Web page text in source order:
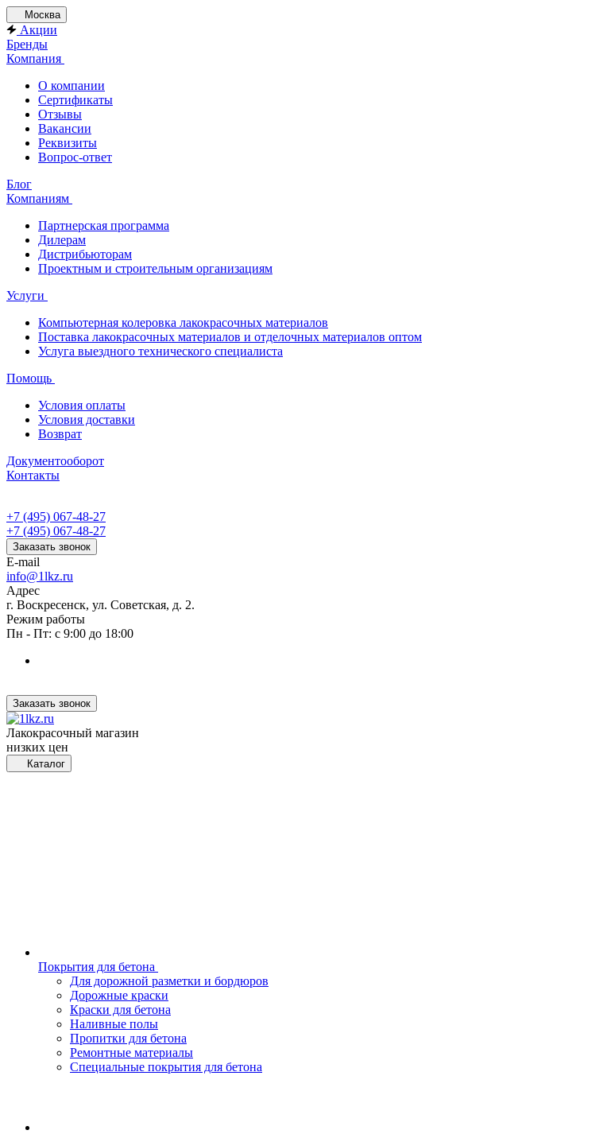
Москва
Акции
Бренды
Компания
О компании
Сертификаты
Отзывы
Вакансии
Реквизиты
Вопрос-ответ
Блог
Компаниям
Партнерская программа
Дилерам
Дистрибьюторам
Проектным и строительным организациям
Услуги
Компьютерная колеровка лакокрасочных материалов
Поставка лакокрасочных материалов и отделочных материалов оптом
Услуга выездного технического специалиста
Помощь
Условия оплаты
Условия доставки
Возврат
Документооборот
Контакты
+7 (495) 067-48-27
+7 (495) 067-48-27
Заказать звонок
E-mail
info@1lkz.ru
Адрес
г. Воскресенск, ул. Советская, д. 2.
Режим работы
Пн - Пт: с 9:00 до 18:00
Заказать звонок
Лакокрасочный магазин
низких цен
Каталог
Покрытия для бетона
Для дорожной разметки и бордюров
Дорожные краски
Краски для бетона
Наливные полы
Пропитки для бетона
Ремонтные материалы
Специальные покрытия для бетона